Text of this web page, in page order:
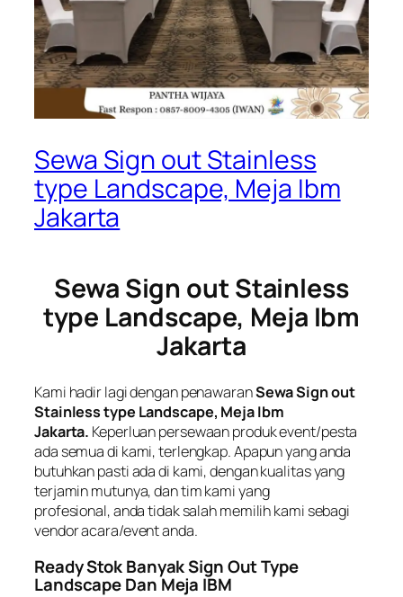
Sewa Sign out Stainless
type Landscape, Meja Ibm
Jakarta
Sewa Sign out Stainless
type Landscape, Meja Ibm
Jakarta
Kami hadir lagi dengan penawaranSewa Sign out
Stainless type Landscape, Meja Ibm
Jakarta. Keperluan persewaan produk event/pesta
ada semua di kami, terlengkap. Apapun yang anda
butuhkan pasti ada di kami, dengan kualitas yang
terjamin mutunya, dan tim kami yang
profesional, anda tidak salah memilih kami sebagi
vendor acara/event anda.
Ready Stok Banyak Sign Out Type
Landscape Dan Meja IBM